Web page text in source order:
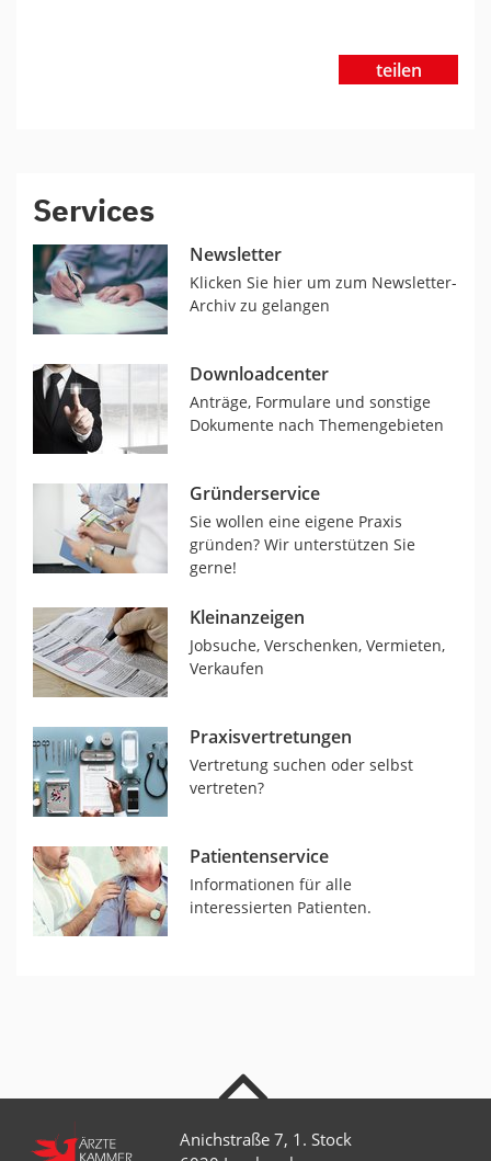
teilen
Services
Newsletter
Klicken Sie hier um zum Newsletter-
Archiv zu gelangen
Downloadcenter
Anträge, Formulare und sonstige
Dokumente nach Themengebieten
Gründerservice
Sie wollen eine eigene Praxis
gründen? Wir unterstützen Sie
gerne!
Kleinanzeigen
Jobsuche, Verschenken, Vermieten,
Verkaufen
Praxisvertretungen
Vertretung suchen oder selbst
vertreten?
Patientenservice
Informationen für alle
interessierten Patienten.
Anichstraße 7, 1. Stock